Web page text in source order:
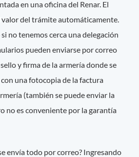
en una oficina del Renar. El
valor del trámite automáticamente.
no tenemos cerca una delegación
pueden enviarse por correo
y firma de la armería donde se
una fotocopia de la factura
(también se puede enviar la
no es conveniente por la garantía
envía todo por correo? Ingresando